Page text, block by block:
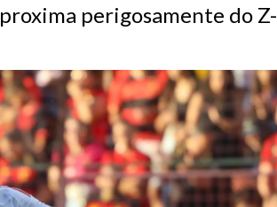
perigosamente do Z-